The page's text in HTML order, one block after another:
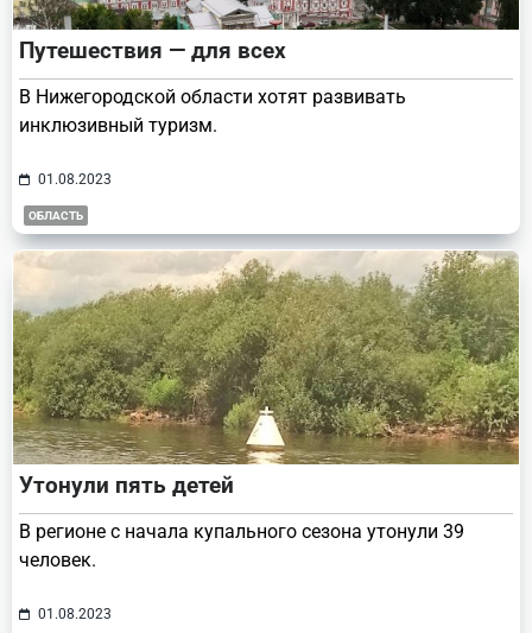
Путешествия — для всех
В Нижегородской области хотят развивать
инклюзивный туризм.
01.08.2023
ОБЛАСТЬ
Утонули пять детей
В регионе с начала купального сезона утонули 39
человек.
01.08.2023